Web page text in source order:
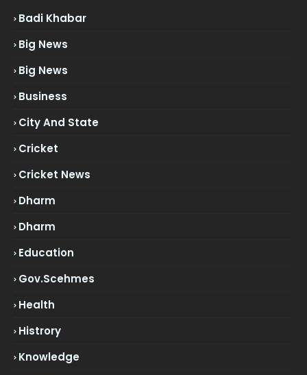
Badi Khabar
Big News
Big News
Business
City And State
Cricket
Cricket News
Dharm
Dharm
Education
Gov.scehmes
Health
Histrory
Knowledge